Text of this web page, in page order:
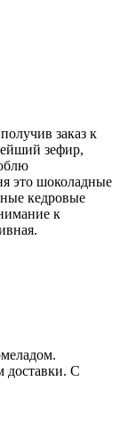
заказ к
зефир,
это шоколадные
кедровые
к
доставки. С